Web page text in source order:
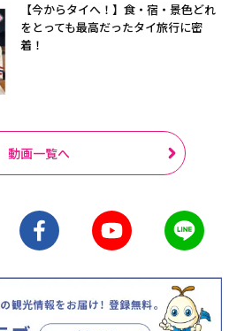
【今からタイへ！】食・宿・景色どれ
をとっても最高だったタイ旅行に密
着！
動画一覧へ